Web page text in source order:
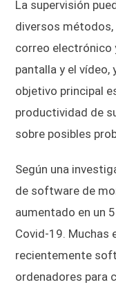
La supervisión
diversos métodos,
correo electrónico
pantalla y el vídeo,
objetivo principal
productividad de
sobre posibles
Según una
de software de
aumentado en un
Covid-19. Muchas
recientemente
ordenadores para